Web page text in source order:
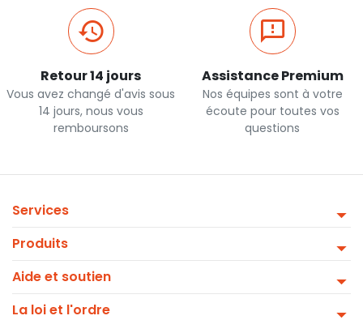
Retour 14 jours
Vous avez changé d'avis sous
14 jours, nous vous
remboursons
Assistance Premium
Nos équipes sont à votre
écoute pour toutes vos
questions
Services
Produits
Aide et soutien
La loi et l'ordre